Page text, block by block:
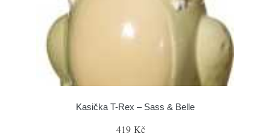
Kasička T-Rex – Sass & Belle
419 Kč